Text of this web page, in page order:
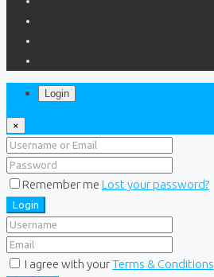
Login
×
Remember me Lost your password?
Login
I agree with yourTerms & Conditions